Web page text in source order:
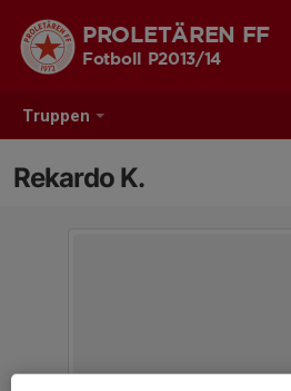
Truppen
PROLETÄREN FF
Fotboll P2013/14
Rekardo K.